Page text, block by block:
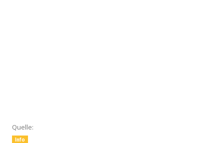
Quelle:
Info